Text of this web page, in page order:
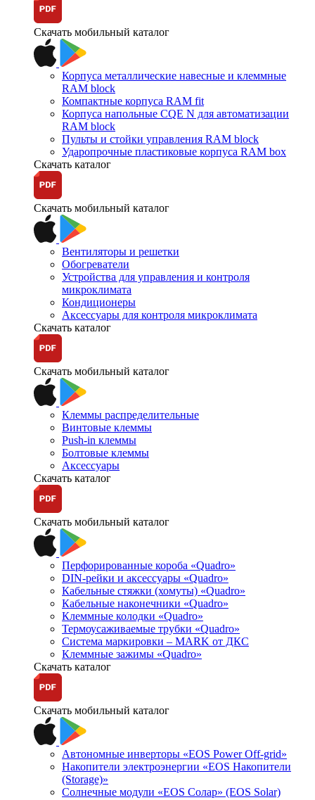
Скачать мобильный каталог
Корпуса металлические навесные и клеммные
RAM block
Компактные корпуса RAM fit
Корпуса напольные CQE N для автоматизации
RAM block
Пульты и стойки управления RAM block
Ударопрочные пластиковые корпуса RAM box
Скачать каталог
Скачать мобильный каталог
Вентиляторы и решетки
Обогреватели
Устройства для управления и контроля
микроклимата
Кондиционеры
Аксессуары для контроля микроклимата
Скачать каталог
Скачать мобильный каталог
Клеммы распределительные
Винтовые клеммы
Push-in клеммы
Болтовые клеммы
Аксессуары
Скачать каталог
Скачать мобильный каталог
Перфорированные короба «Quadro»
DIN-рейки и аксессуары «Quadro»
Кабельные стяжки (хомуты) «Quadro»
Кабельные наконечники «Quadro»
Клеммные колодки «Quadro»
Термоусаживаемые трубки «Quadro»
Система маркировки – MARK от ДКС
Клеммные зажимы «Quadro»
Скачать каталог
Скачать мобильный каталог
Автономные инверторы «EOS Power Off-grid»
Накопители электроэнергии «EOS Накопители
(Storage)»
Солнечные модули «EOS Солар» (EOS Solar)